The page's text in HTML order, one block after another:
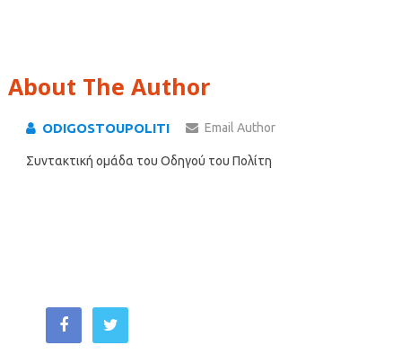
About The Author
ODIGOSTOUPOLITI Email Author
Συντακτική ομάδα του Οδηγού του Πολίτη